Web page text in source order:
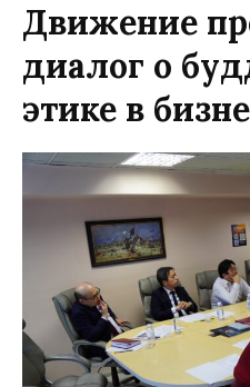
Движение
диалог о
этике в